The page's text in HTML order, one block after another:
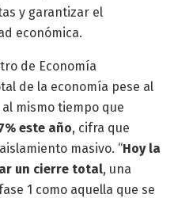
y garantizar el
económica.
de Economía
de la economía pese al
mismo tiempo que
este año, cifra que
masivo. “Hoy la
un cierre total, una
1 como aquella que se